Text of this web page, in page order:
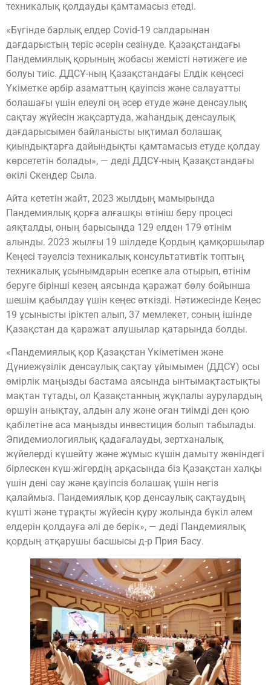
техникалық қолдауды қамтамасыз етеді.
«Бүгінде барлық елдер Covid-19 салдарынан
дағдарыстың теріс әсерін сезінуде. Қазақстандағы
Пандемиялық қорының жобасы жемісті нәтижеге ие
болуы тиіс. ДДСҰ-ның Қазақстандағы Елдік кеңсесі
Үкіметке әрбір азаматтың қауіпсіз және салауатты
болашағы үшін елеулі оң әсер етуде және денсаулық
сақтау жүйесін жақсартуда, жаһандық денсаулық
дағдарысымен байланысты ықтимал болашақ
қиындықтарға дайындықты қамтамасыз етуде қолдау
көрсететін болады», — деді ДДСҰ-ның Қазақстандағы
өкілі Скендер Сыла.
Айта кететін жайт, 2023 жылдың мамырында
Пандемиялық қорға алғашқы өтініш беру процесі
аяқталды, оның барысында 129 елден 179 өтінім
алынды. 2023 жылғы 19 шілдеде Қордың қамқоршылар
Кеңесі тәуелсіз техникалық консультативтік топтың
техникалық ұсынымдарын есепке ала отырып, өтінім
беруге бірінші кезең аясында қаражат бөлу бойынша
шешім қабылдау үшін кеңес өткізді. Нәтижесінде Кеңес
19 ұсынысты іріктеп алып, 37 мемлекет, соның ішінде
Қазақстан да қаражат алушылар қатарында болды.
«Пандемиялық қор Қазақстан Үкіметімен және
Дүниежүзілік денсаулық сақтау ұйымымен (ДДСҰ) осы
өмірлік маңызды бастама аясында ынтымақтастықты
мақтан тұтады, ол Қазақстанның жұқпалы аурулардың
өршуін анықтау, алдын алу және оған тиімді ден қою
қабілетіне аса маңызды инвестиция болып табылады.
Эпидемиологиялық қадағалауды, зертханалық
жүйелерді күшейту және жұмыс күшін дамыту жөніндегі
бірлескен күш-жігердің арқасында біз Қазақстан халқы
үшін дені сау және қауіпсіз болашақ үшін негіз
қалаймыз. Пандемиялық қор денсаулық сақтаудың
күшті және тұрақты жүйесін құру жолында бүкіл әлем
елдерін қолдауға әлі де берік», — деді Пандемиялық
қордың атқарушы басшысы д-р Прия Басу.